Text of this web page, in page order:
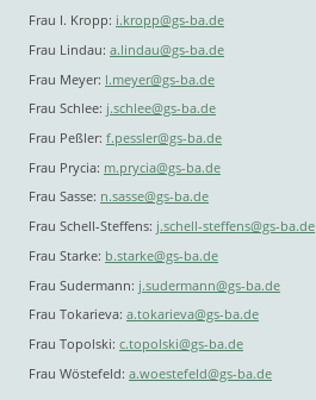
Frau I. Kropp: i.kropp@gs-ba.de
Frau Lindau: a.lindau@gs-ba.de
Frau Meyer: l.meyer@gs-ba.de
Frau Schlee: j.schlee@gs-ba.de
Frau Peßler: f.pessler@gs-ba.de
Frau Prycia: m.prycia@gs-ba.de
Frau Sasse: n.sasse@gs-ba.de
Frau Schell-Steffens: j.schell-steffens@gs-ba.de
Frau Starke: b.starke@gs-ba.de
Frau Sudermann: j.sudermann@gs-ba.de
Frau Tokarieva: a.tokarieva@gs-ba.de
Frau Topolski: c.topolski@gs-ba.de
Frau Wöstefeld: a.woestefeld@gs-ba.de